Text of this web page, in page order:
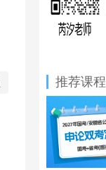
推荐课程